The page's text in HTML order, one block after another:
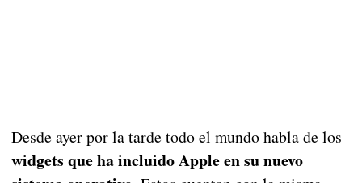
Desde ayer por la tarde todo el mundo habla de los
widgets que ha incluido Apple en su nuevo